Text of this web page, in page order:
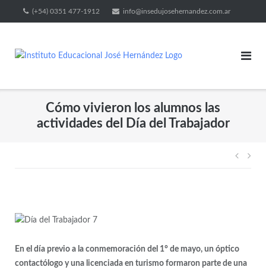
(+54) 0351 477-1912 info@insedujosehernandez.com.ar
Cómo vivieron los alumnos las
actividades del Día del Trabajador
En el día previo a la conmemoración del 1° de mayo, un óptico
contactólogo y una licenciada en turismo formaron parte de una